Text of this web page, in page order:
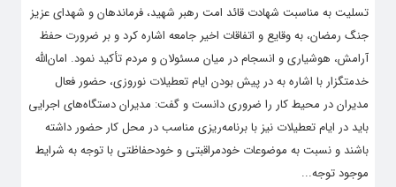
تسلیت به مناسبت شهادت قائد امت رهبر شهید، فرماندهان و شهدای عزیز
جنگ رمضان، به وقایع و اتفاقات اخیر جامعه اشاره کرد و بر ضرورت حفظ
آرامش، هوشیاری و انسجام در میان مسئولان و مردم تأکید نمود. امان‌الله
خدمتگزار با اشاره به در پیش بودن ایام تعطیلات نوروزی، حضور فعال
مدیران در محیط کار را ضروری دانست و گفت: مدیران دستگاه‌های اجرایی
باید در ایام تعطیلات نیز با برنامه‌ریزی مناسب در محل کار حضور داشته
باشند و نسبت به موضوعات خودمراقبتی و خودحفاظتی با توجه به شرایط
موجود توجه...